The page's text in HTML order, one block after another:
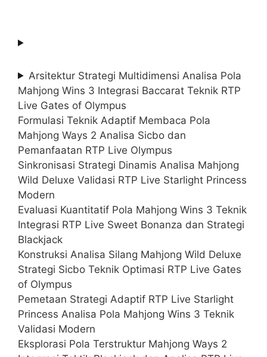
Arsitektur Strategi Multidimensi Analisa Pola
Mahjong Wins 3 Integrasi Baccarat Teknik RTP
Live Gates of Olympus
Formulasi Teknik Adaptif Membaca Pola
Mahjong Ways 2 Analisa Sicbo dan
Pemanfaatan RTP Live Olympus
Sinkronisasi Strategi Dinamis Analisa Mahjong
Wild Deluxe Validasi RTP Live Starlight Princess
Modern
Evaluasi Kuantitatif Pola Mahjong Wins 3 Teknik
Integrasi RTP Live Sweet Bonanza dan Strategi
Blackjack
Konstruksi Analisa Silang Mahjong Wild Deluxe
Strategi Sicbo Teknik Optimasi RTP Live Gates
of Olympus
Pemetaan Strategi Adaptif RTP Live Starlight
Princess Analisa Pola Mahjong Wins 3 Teknik
Validasi Modern
Eksplorasi Pola Terstruktur Mahjong Ways 2